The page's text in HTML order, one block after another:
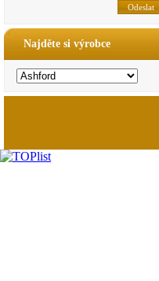
Najděte si výrobce